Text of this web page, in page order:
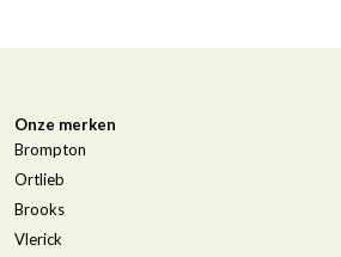
Onze merken
Brompton
Ortlieb
Brooks
Vlerick